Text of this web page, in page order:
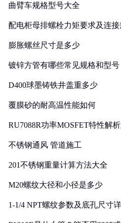
曲臂车规格型号大全
配电柜母排螺栓力矩要求及连
膨胀螺丝尺寸是多少
镀锌方管有哪些常见规格和型号
D400球墨铸铁井盖重多少
覆膜砂的耐高温性能如何
RU7088R功率MOSFET特性解
不锈钢通风 管道施工
201不锈钢重量计算方法大全
M20螺纹大径和小径是多少
1-1/4 NPT螺纹参数及底孔尺寸